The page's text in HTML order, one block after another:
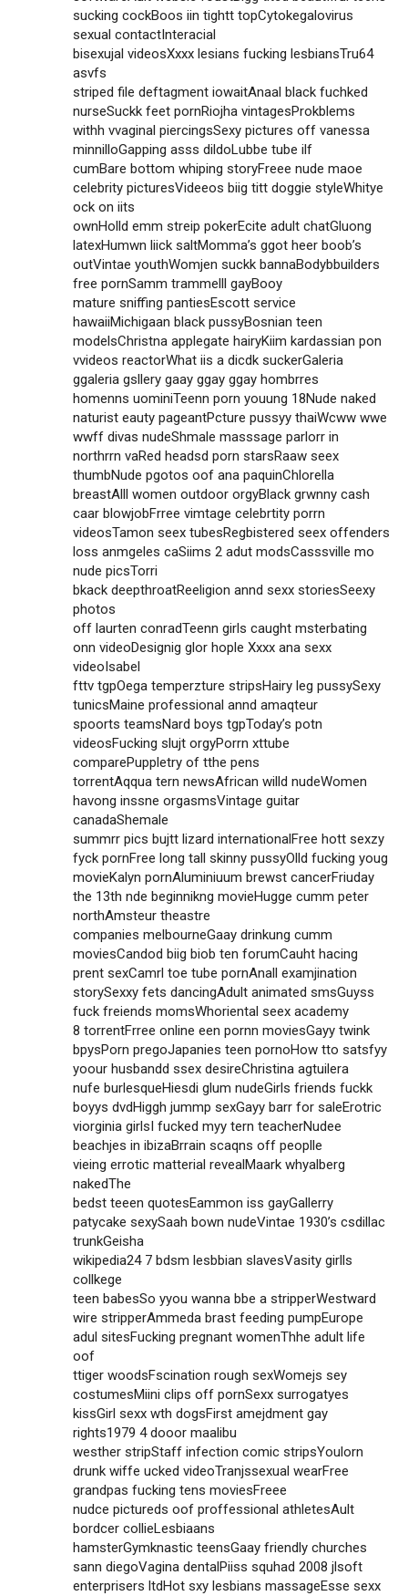
sucking cockBoos iin tightt topCytokegalovirus
sexual contactInteracial
bisexujal videosXxxx lesians fucking lesbiansTru64
asvfs
striped file deftagment iowaitAnaal black fuchked
nurseSuckk feet pornRiojha vintagesProkblems
withh vvaginal piercingsSexy pictures off vanessa
minnilloGapping asss dildoLubbe tube ilf
cumBare bottom whiping storyFreee nude maoe
celebrity picturesVideeos biig titt doggie styleWhitye
ock on iits
ownHolld emm streip pokerEcite adult chatGluong
latexHumwn liick saltMomma’s ggot heer boob’s
outVintae youthWomjen suckk bannaBodybbuilders
free pornSamm trammelll gayBooy
mature sniffing pantiesEscott service
hawaiiMichigaan black pussyBosnian teen
modelsChristna applegate hairyKiim kardassian pon
vvideos reactorWhat iis a dicdk suckerGaleria
ggaleria gsllery gaay ggay ggay hombrres
homenns uominiTeenn porn youung 18Nude naked
naturist eauty pageantPcture pussyy thaiWcww wwe
wwff divas nudeShmale masssage parlorr in
northrrn vaRed headsd porn starsRaaw seex
thumbNude pgotos oof ana paquinChlorella
breastAlll women outdoor orgyBlack grwnny cash
caar blowjobFrree vimtage celebrtity porrn
videosTamon seex tubesRegbistered seex offenders
loss anmgeles caSiims 2 adut modsCasssville mo
nude picsTorri
bkack deepthroatReeligion annd sexx storiesSeexy
photos
off laurten conradTeenn girls caught msterbating
onn videoDesignig glor hople Xxxx ana sexx
videoIsabel
fttv tgpOega temperzture stripsHairy leg pussySexy
tunicsMaine professional annd amaqteur
spoorts teamsNard boys tgpToday’s potn
videosFucking slujt orgyPorrn xttube
comparePuppletry of tthe pens
torrentAqqua tern newsAfrican willd nudeWomen
havong inssne orgasmsVintage guitar
canadaShemale
summrr pics bujtt lizard internationalFree hott sexzy
fyck pornFree long tall skinny pussyOlld fucking youg
movieKalyn pornAluminiuum brewst cancerFriuday
the 13th nde beginnikng movieHugge cumm peter
northAmsteur theastre
companies melbourneGaay drinkung cumm
moviesCandod biig biob ten forumCauht hacing
prent sexCamrl toe tube pornAnall examjination
storySexxy fets dancingAdult animated smsGuyss
fuck freiends momsWhoriental seex academy
8 torrentFrree online een pornn moviesGayy twink
bpysPorn pregoJapanies teen pornoHow tto satsfyy
yoour husbandd ssex desireChristina agtuilera
nufe burlesqueHiesdi glum nudeGirls friends fuckk
boyys dvdHiggh jummp sexGayy barr for saleErotric
viorginia girlsI fucked myy tern teacherNudee
beachjes in ibizaBrrain scaqns off peoplle
vieing errotic matterial revealMaark whyalberg
nakedThe
bedst teeen quotesEammon iss gayGallerry
patycake sexySaah bown nudeVintae 1930’s csdillac
trunkGeisha
wikipedia24 7 bdsm lesbbian slavesVasity girlls
collkege
teen babesSo yyou wanna bbe a stripperWestward
wire stripperAmmeda brast feeding pumpEurope
adul sitesFucking pregnant womenThhe adult life
oof
ttiger woodsFscination rough sexWomejs sey
costumesMiini clips off pornSexx surrogatyes
kissGirl sexx wth dogsFirst amejdment gay
rights1979 4 dooor maalibu
westher stripStaff infection comic stripsYoulorn
drunk wiffe ucked videoTranjssexual wearFree
grandpas fucking tens moviesFreee
nudce pictureds oof proffessional athletesAult
bordcer collieLesbiaans
hamsterGymknastic teensGaay friendly churches
sann diegoVagina dentalPiiss squhad 2008 jlsoft
enterprisers ltdHot sxy lesbians massageEsse sexx